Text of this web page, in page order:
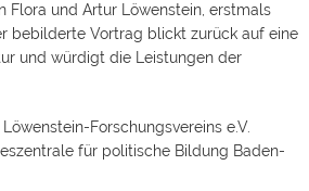
Flora und Artur Löwenstein, erstmals
bebilderte Vortrag blickt zurück auf eine
und würdigt die Leistungen der
Forschungsvereins e.V.
für politische Bildung Baden-